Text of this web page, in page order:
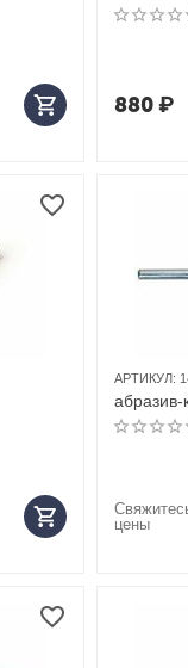
880₽
АРТИКУЛ:
абразив-
цены